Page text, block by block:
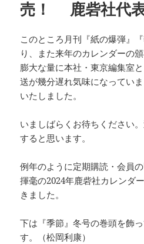
売！ 鹿砦社代
このところ月刊『紙の爆弾』
り、また来年のカレンダーの
膨大な量に本社・東京編集室
送が幾分遅れ気味になってい
いたしました。
いましばらくお待ちください
すると思います。
例年のように定期購読・会員
揮毫の2024年鹿砦社カレンダ
きました。
下は『季節』冬号の巻頭を飾
す。（松岡利康）